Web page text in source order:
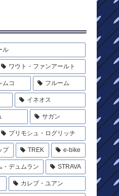
ル
ワウト・ファンアールト
ムコ フルーム
イネオス
サガン
プリモシュ・ログリッチ
プ TREK e-bike
・デュムラン STRAVA
カレブ・ユアン